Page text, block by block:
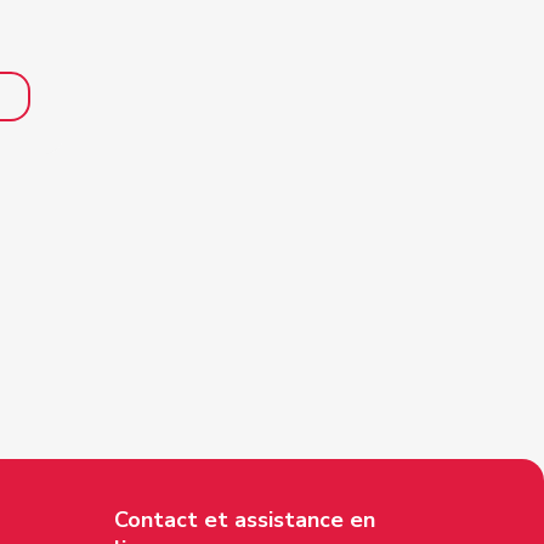
Contact et assistance en